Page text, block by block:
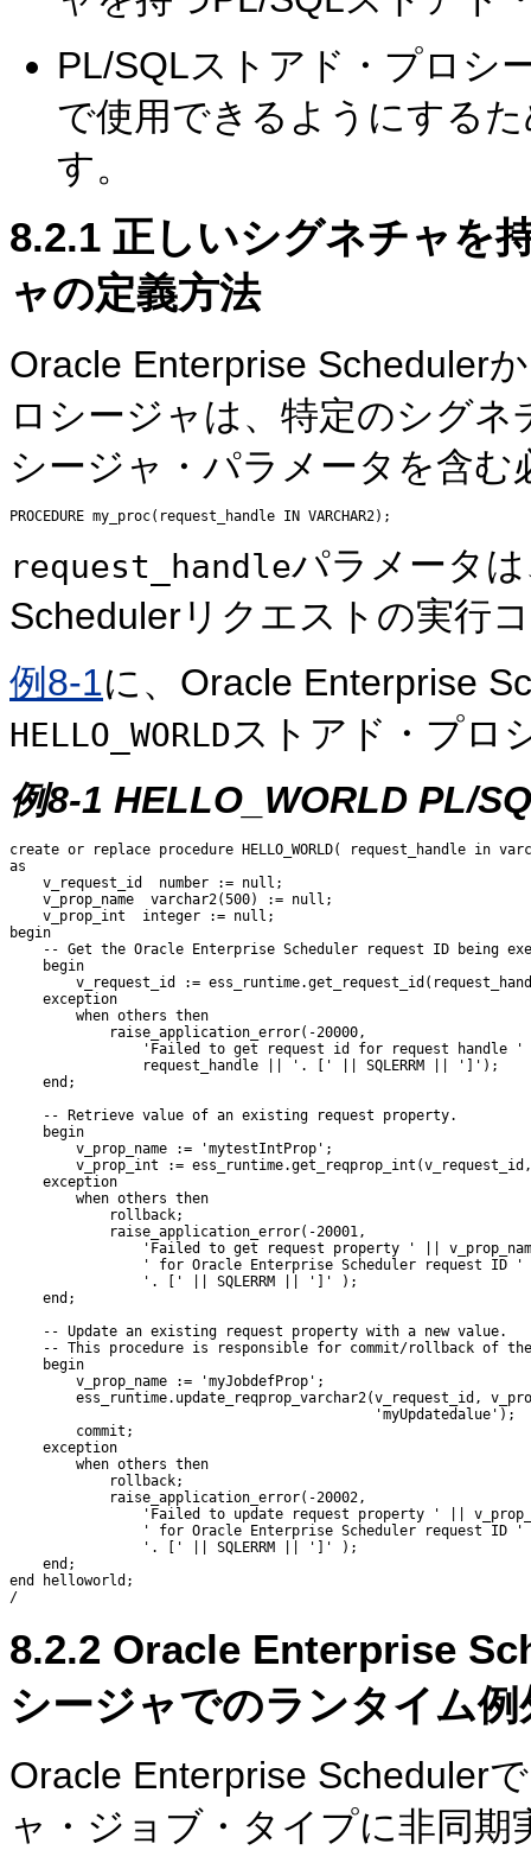
PL/SQLストアド・プロシ
で使用できるようにする
す。
8.2.1 正しいシグネチャを
ャの定義方法
Oracle Enterprise Scheduler
ロシージャは、特定のシグ
シージャ・パラメータを含む
request_handleパラメータ
Schedulerリクエストの実行
例8-1に、Oracle Enterprise
HELLO_WORLDストアド・プロ
例8-1 HELLO_WORLD PL/
create or replace procedure HELLO_WORLD( request_handle in
as
    v_request_id  number := null;
    v_prop_name  varchar2(500) := null;
    v_prop_int  integer := null;
begin
-- Get the Oracle Enterprise Scheduler request ID being
    begin
v_request_id :=
    exception
        when others then
            raise_application_error(-20000,
'Failed to get request id for request handle '
                request_handle || '. [' || SQLERRM || ']');
    end;
    -- Retrieve value of an existing request property.
    begin
        v_prop_name := 'mytestIntProp';
v_prop_int :=
    exception
        when others then
            rollback;
            raise_application_error(-20001,
'Failed to get request property ' ||
' for Oracle Enterprise Scheduler request ID '
                '. [' || SQLERRM || ']' );
    end;
    -- Update an existing request property with a new value.
-- This procedure is responsible for commit/rollback of
    begin
        v_prop_name := 'myJobdefProp';
ess_runtime.update_reqprop_varchar2(v_request_id,
                                            'myUpdatedalue');
        commit;
    exception
        when others then
            rollback;
            raise_application_error(-20002,
'Failed to update request property ' ||
' for Oracle Enterprise Scheduler request ID '
                '. [' || SQLERRM || ']' );
    end;
end helloworld;
8.2.2 Oracle Enterprise
シージャでのランタイム例
Oracle Enterprise Scheduler
ャ・ジョブ・タイプに非同